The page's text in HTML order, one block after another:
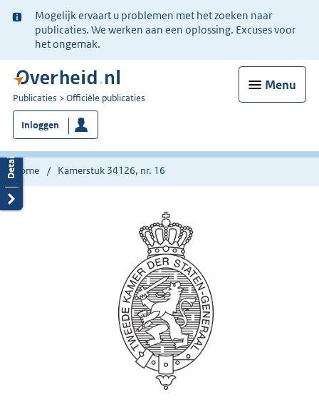
Ter
informatie:
Mogelijk ervaart u problemen met het zoeken naar
publicaties. We werken aan een oplossing. Excuses voor
het ongemak.
Menu
U
bent
nu
hier:
Publicaties Officiële publicaties
Inloggen
Home Kamerstuk 34126, nr. 16